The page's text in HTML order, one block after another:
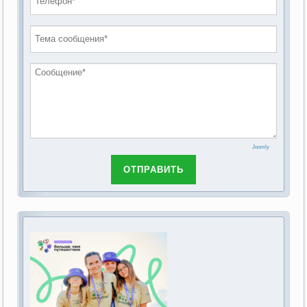
обсуждению Федерального закона Российской
основах социального обслуживания граждан в
2019 год
2018 год
Joomly
ОТПРАВИТЬ